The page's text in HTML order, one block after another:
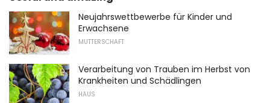
Neujahrswettbewerbe für Kinder und
Erwachsene
MUTTERSCHAFT
Verarbeitung von Trauben im Herbst von
Krankheiten und Schädlingen
HAUS